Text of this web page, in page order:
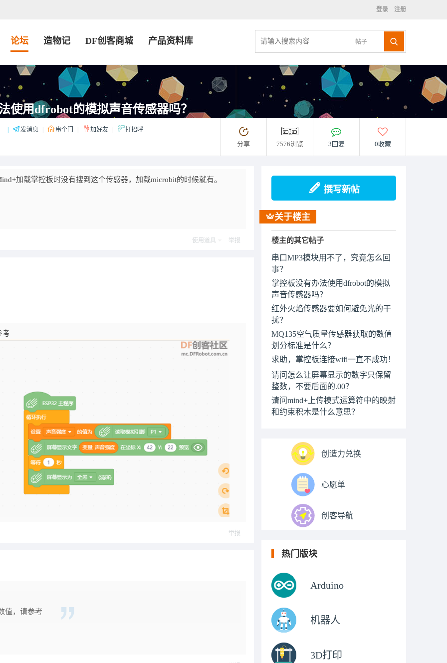
登录 注册
帖子
论坛 造物记 DF创客商城 产品资料库
使用dfrobot的模拟声音传感器吗？
发消息 串个门 加好友 打招呼
分享 7576浏览 3回复 0收藏
加载掌控板时没有搜到这个传感器，加载microbit的时候就有。
使用道具 举报
考
举报
值，请参考
撰写新帖
关于楼主
楼主的其它帖子
串口MP3模块用不了，究竟怎么回
事？
掌控板没有办法使用dfrobot的模拟
声音传感器吗？
红外火焰传感器要如何避免光的干
扰？
MQ135空气质量传感器获取的数值
划分标准是什么？
求助，掌控板连接wifi一直不成功！
请问怎么让屏幕显示的数字只保留
整数，不要后面的.00？
请问mind+上传模式运算符中的映射
和约束积木是什么意思？
创造力兑换
心愿单
创客导航
热门版块
Arduino
机器人
3D打印